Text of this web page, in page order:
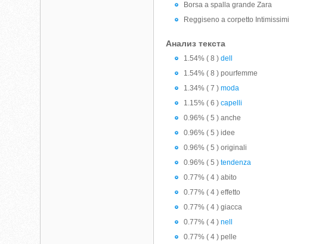
Borsa a spalla grande Zara
Reggiseno a corpetto Intimissimi
Анализ текста
1.54% ( 8 )dell
1.54% ( 8 ) pourfemme
1.34% ( 7 )moda
1.15% ( 6 )capelli
0.96% ( 5 ) anche
0.96% ( 5 ) idee
0.96% ( 5 ) originali
0.96% ( 5 )tendenza
0.77% ( 4 ) abito
0.77% ( 4 ) effetto
0.77% ( 4 ) giacca
0.77% ( 4 )nell
0.77% ( 4 ) pelle